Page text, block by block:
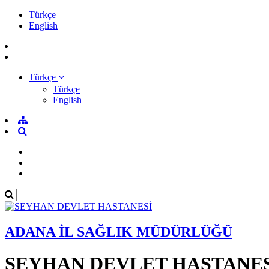
Türkçe
English
Türkçe
Türkçe
English
ADANA İL SAĞLIK MÜDÜRLÜĞÜ
SEYHAN DEVLET